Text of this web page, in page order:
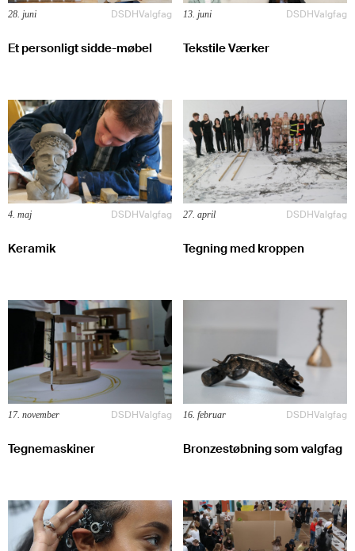
28. juni DSDHValgfag
Et personligt sidde-møbel
13. juni DSDHValgfag
Tekstile Værker
4. maj DSDHValgfag
Keramik
27. april DSDHValgfag
Tegning med kroppen
17. november DSDHValgfag
Tegnemaskiner
16. februar DSDHValgfag
Bronzestøbning som valgfag